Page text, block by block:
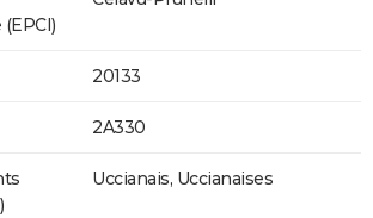
20133
2A330
Uccianais, Uccianaises